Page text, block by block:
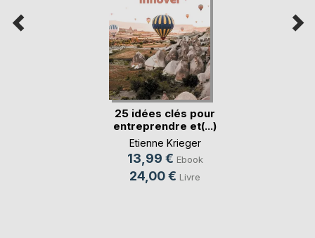
25 idées clés pour
entreprendre et(...)
Etienne Krieger
13,99 € Ebook
24,00 € Livre